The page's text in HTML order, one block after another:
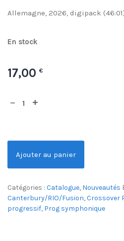
Allemagne, 2026, digipack
En stock
17,00 €
Ajouter au panier
Catégories : Catalogue, Nouveautés
Canterbury/RIO/Fusion,Crossover
progressif, Prog symphonique